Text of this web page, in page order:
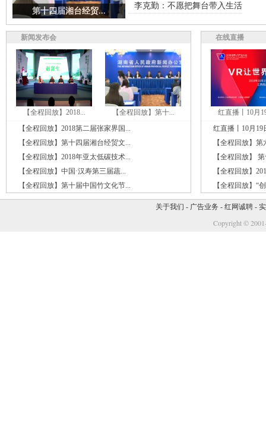
第十四届湘台经贸...
李克勤：不愿把舞台带入生活
新闻发布会
【全程回放】2018...
【全程回放】第十...
【全程回放】2018第二届张家界国...
【全程回放】第十四届湘台经贸文...
【全程回放】2018年亚太低碳技术...
【全程回放】中国·汉寿第三届蔬...
【全程回放】第十届中国竹文化节...
在线直播
红直播丨10月
红直播丨10月19
【全程回放】
【全程回放】
【全程回放】
【全程回放】“
关于我们 - 广告业务 - 红网诚聘-
Copyright ©